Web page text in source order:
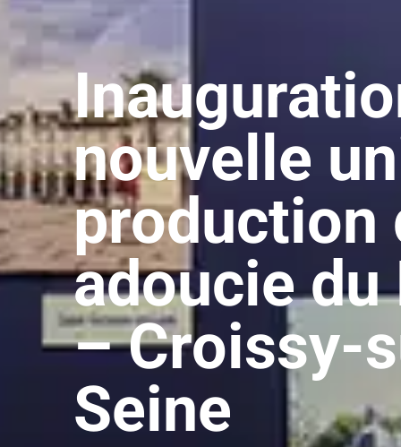
nouvelle
production
adoucie du
– Croissy-
Seine